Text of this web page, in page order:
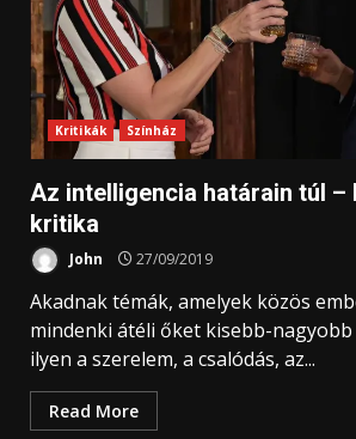
Kritikák Színház
Az intelligencia határain túl
kritika
John 27/09/2019
Akadnak témák, amelyek közös
mindenki átéli őket kisebb-
ilyen a szerelem, a csalódás, az...
Read More